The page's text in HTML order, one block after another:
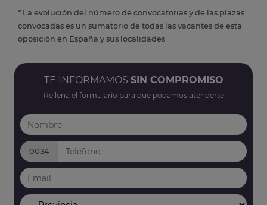
* La evolución del número de convocatorias y de las plazas
convocadas es un sumatorio de todas las vacantes de esta
oposición en España y sus localidades
TE INFORMAMOS SIN COMPROMISO
Rellena el formulario para que podamos atenderte
0034